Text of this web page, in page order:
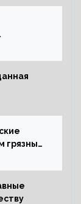
грязным